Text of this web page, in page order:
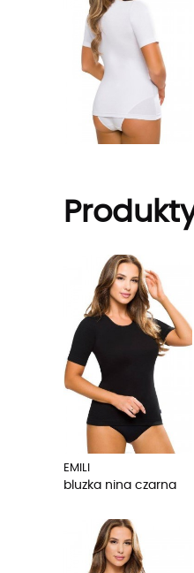
EMILI
bluzka nina czarna